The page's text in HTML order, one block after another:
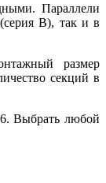
Параллели
В), так и в
размер
секций в
Выбрать любой